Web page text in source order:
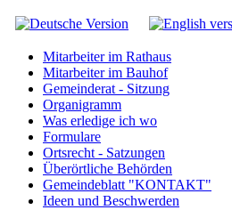
Mitarbeiter im Rathaus
Mitarbeiter im Bauhof
Gemeinderat - Sitzung
Organigramm
Was erledige ich wo
Formulare
Ortsrecht - Satzungen
Überörtliche Behörden
Gemeindeblatt "KONTAKT"
Ideen und Beschwerden